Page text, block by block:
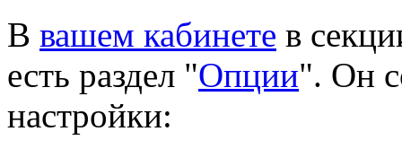
В вашем кабинете в
есть раздел "Опции". Он
настройки: